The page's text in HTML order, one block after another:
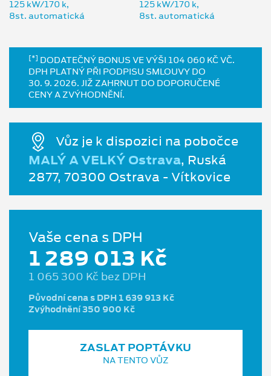
[*] DODATEČNÝ BONUS VE VÝŠI 104 060 KČ VČ.
DPH PLATNÝ PŘI PODPISU SMLOUVY DO
30. 9. 2026. JIŽ ZAHRNUT DO DOPORUČENÉ
CENY A ZVÝHODNĚNÍ.
Vůz je k dispozici na pobočce
MALÝ A VELKÝ Ostrava, Ruská
2877, 70300 Ostrava - Vítkovice
Vaše cena s DPH
1 289 013 Kč
1 065 300 Kč bez DPH
Původní cena s DPH 1 639 913 Kč
Zvýhodnění 350 900 Kč
ZASLAT POPTÁVKU
NA TENTO VŮZ